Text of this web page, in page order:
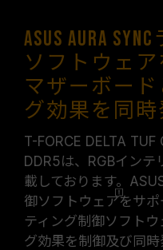
ASUS Aura
ソフトウェア
マザーボー
グ効果を同
T-FORCE DELTA
DDR5は、RGBイン
載しております。
御ソフトウェ アをサポ
ティング制御ソフト
グ効果を制御及び同